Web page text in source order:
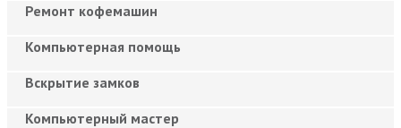
Ремонт кофемашин
Компьютерная помощь
Вскрытие замков
Компьютерный мастер